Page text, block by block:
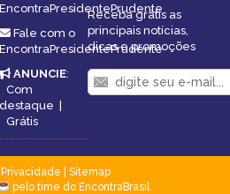
EncontraPresidentePrudente
Fale com o
EncontraPresidentePrudente
ANUNCIE:
Com
destaque
Grátis
Receba grátis as
principais notícias,
dicas e promoções
Privacidade
Sitemap
pelo time do EncontraBrasil